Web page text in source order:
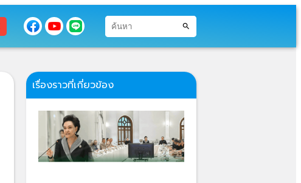
search
เรื่องราวที่เกี่ยวข้อง